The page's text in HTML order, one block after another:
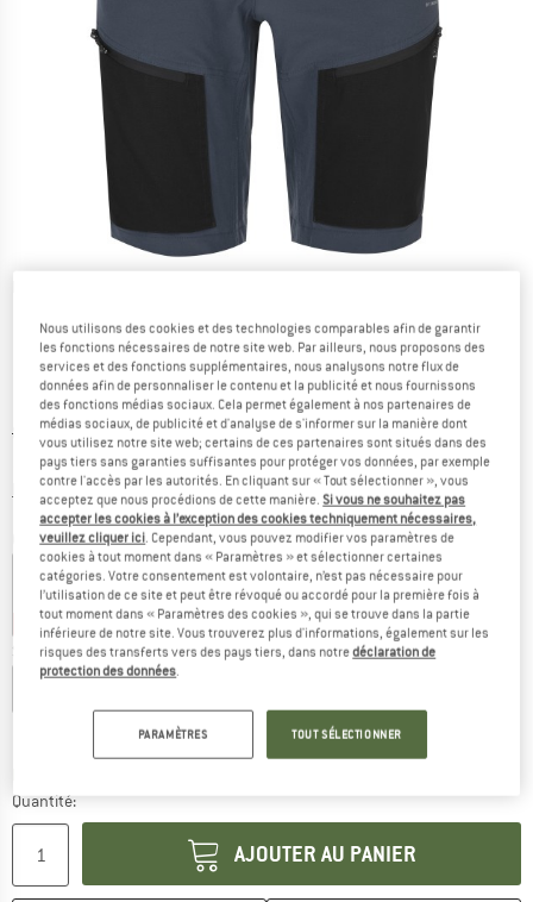
Prix initial :
89,95€
Prix:
58,47€ TVA incl.
hors Frais de livraisonInformations sur les frais de livraison. Ouvre une
Couleur:Navy
-35 % -35 %
Sélectionner taille:
Quantité:
AJOUTER AU PANIER
Nous utilisons des cookies et des technologies comparables afin de garantir
les fonctions nécessaires de notre site web. Par ailleurs, nous proposons des
services et des fonctions supplémentaires, nous analysons notre flux de
données afin de personnaliser le contenu et la publicité et nous fournissons
des fonctions médias sociaux. Cela permet également à nos partenaires de
médias sociaux, de publicité et d'analyse de s'informer sur la manière dont
vous utilisez notre site web; certains de ces partenaires sont situés dans des
pays tiers sans garanties suffisantes pour protéger vos données, par exemple
contre l'accès par les autorités. En cliquant sur « Tout sélectionner », vous
acceptez que nous procédions de cette manière.Si vous ne souhaitez pas
accepter les cookies à l’exception des cookies techniquement nécessaires,
veuillez cliquer ici. Cependant, vous pouvez modifier vos paramètres de
cookies à tout moment dans « Paramètres » et sélectionner certaines
catégories. Votre consentement est volontaire, n’est pas nécessaire pour
l’utilisation de ce site et peut être révoqué ou accordé pour la première fois à
tout moment dans « Paramètres des cookies », qui se trouve dans la partie
inférieure de notre site. Vous trouverez plus d'informations, également sur les
risques des transferts vers des pays tiers, dans notredéclaration de
protection des données.
PARAMÈTRES TOUT SÉLECTIONNER